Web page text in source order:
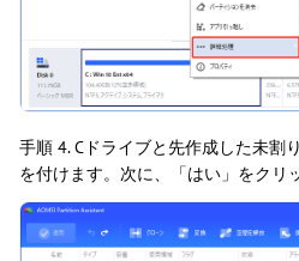
手順 4. Cドライブと先作成した未割
を付けます。次に、「はい」をクリ